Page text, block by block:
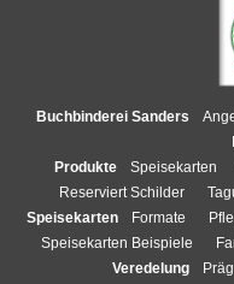
Buchbinderei Sanders
Produkte
Speisekarten
Reserviert Schilder
Speisekarten
Formate
Speisekarten Beispiele
Veredelung